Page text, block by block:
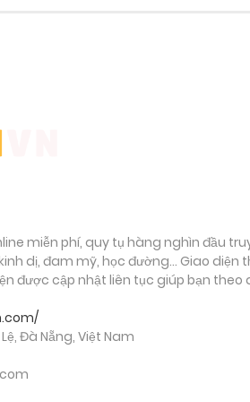
Tháng 10 19, 2025
Tháng 10 19, 2025
Tháng 10 19, 2025
miễn phí, quy tụ hàng nghìn đầu
dị, đam mỹ, học đường… Giao diện
được cập nhật liên tục giúp bạn theo
Đà Nẵng, Việt Nam